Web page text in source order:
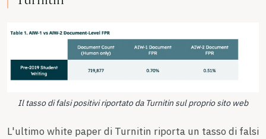
Il tasso di falsi positivi riportato da Turnitin sul proprio sito web
L'ultimo white paper di Turnitin riporta un tasso di falsi